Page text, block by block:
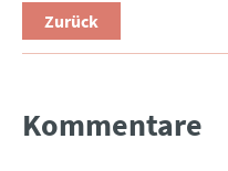
Zurück
Kommentare